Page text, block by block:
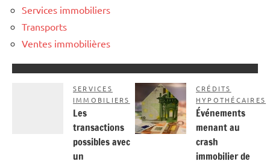
Services immobiliers
Transports
Ventes immobilières
SERVICES
IMMOBILIERS
Les
transactions
possibles avec
un
CRÉDITS
HYPOTHÉCAIRES
Événements
menant au
crash
immobilier de